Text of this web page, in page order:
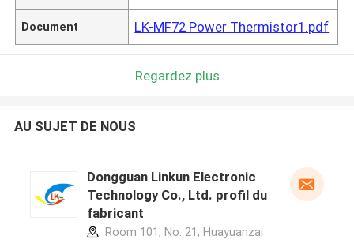
Document LK-MF72 Power Thermistor1.pdf
Regardez plus
AU SUJET DE NOUS
Dongguan Linkun Electronic
Technology Co., Ltd. profil du
fabricant
Room 101, No. 21, Huayuanzai